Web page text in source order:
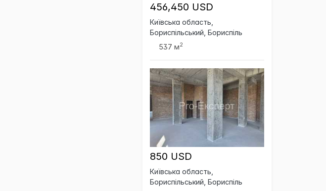
456,450 USD
Київська область,
Бориспільський, Бориспіль
537 м2
850 USD
Київська область,
Бориспільський, Бориспіль